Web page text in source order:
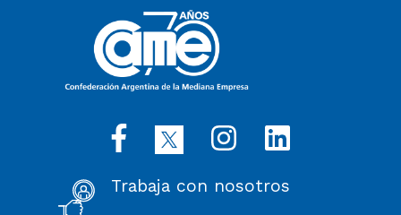
Trabaja con nosotros